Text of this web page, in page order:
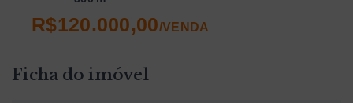
R$120.000,00/VENDA
Ficha do imóvel